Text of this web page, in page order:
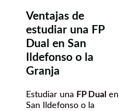
Ventajas de
estudiar una FP
Dual en San
Ildefonso o la
Granja
Estudiar una FP Dual en
San Ildefonso o la